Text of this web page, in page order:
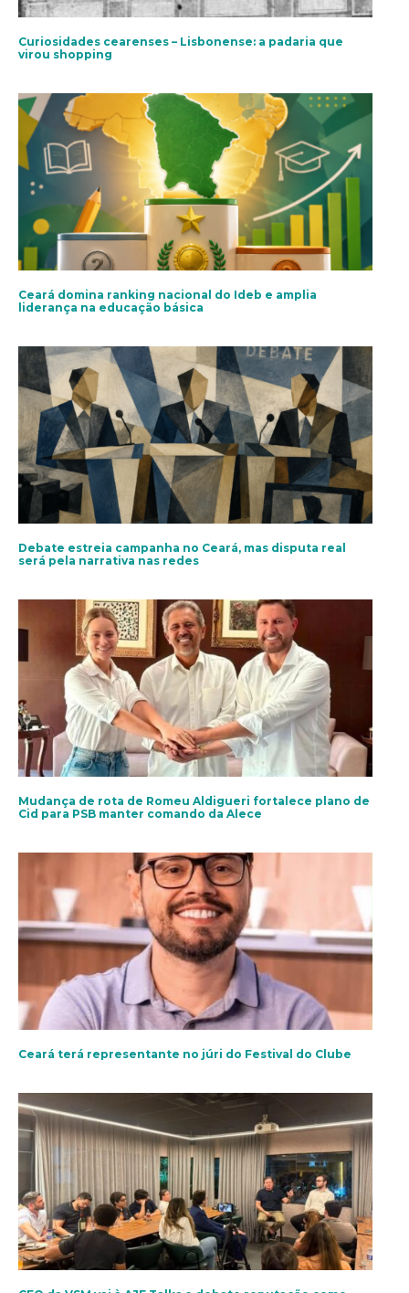
Curiosidades cearenses – Lisbonense: a padaria que
virou shopping
Ceará domina ranking nacional do Ideb e amplia
liderança na educação básica
Debate estreia campanha no Ceará, mas disputa real
será pela narrativa nas redes
Mudança de rota de Romeu Aldigueri fortalece plano de
Cid para PSB manter comando da Alece
Ceará terá representante no júri do Festival do Clube